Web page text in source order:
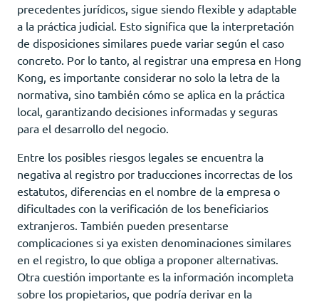
precedentes jurídicos, sigue siendo flexible y adaptable
a la práctica judicial. Esto significa que la interpretación
de disposiciones similares puede variar según el caso
concreto. Por lo tanto, al registrar una empresa en Hong
Kong, es importante considerar no solo la letra de la
normativa, sino también cómo se aplica en la práctica
local, garantizando decisiones informadas y seguras
para el desarrollo del negocio.
Entre los posibles riesgos legales se encuentra la
negativa al registro por traducciones incorrectas de los
estatutos, diferencias en el nombre de la empresa o
dificultades con la verificación de los beneficiarios
extranjeros. También pueden presentarse
complicaciones si ya existen denominaciones similares
en el registro, lo que obliga a proponer alternativas.
Otra cuestión importante es la información incompleta
sobre los propietarios, que podría derivar en la